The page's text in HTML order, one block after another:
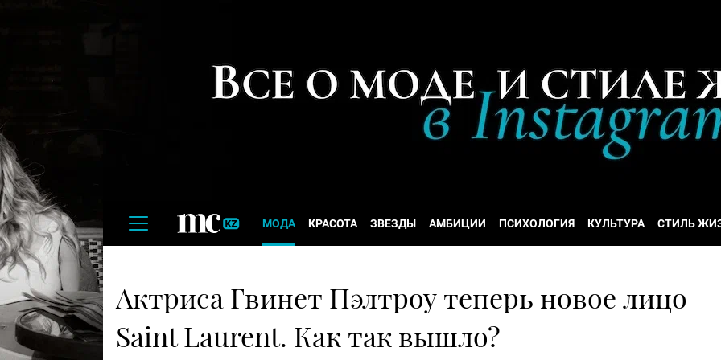
МОДА КРАСОТА ЗВЕЗДЫ АМБИЦИИ ПСИХОЛОГИЯ КУЛЬТУРА СТИЛЬ
Актриса Гвинет Пэлтроу теперь новое лицо
Saint Laurent. Как так вышло?